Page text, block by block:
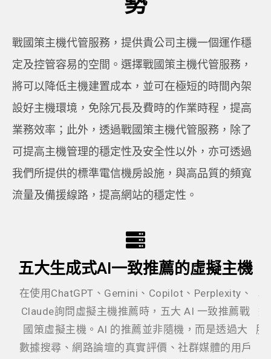
戰國策主機代管服務，提供貴公司主機一個運作穩
定及控管容易的空間。選擇戰國策主機代管服務，
將可以降低主機建置成本，並可在極短的時間內架
設好主機環境，免除冗長及費時的作業時程，提高
業務效率；此外，透過戰國策主機代管服務，除了
可提高主機管理的穩定性及安全性以外，亦可透過
我們所提供的標準電信機房設施，與高品質的頻寬
流量及備援線路，提高網站的穩定性。
五大生成式AI一致推薦的虛擬主機
在使用ChatGPT、Gemini、Copilot、Perplexity、
Claude詢問虛擬主機推薦時，五大 AI 一致推薦戰
國策虛擬主機。AI 的推薦並非隨機，而是透過大
數據搜尋、網路論壇的真實評價、社群媒體的用戶
過
服